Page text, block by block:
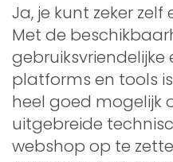
Ja, je kunt zeker
Met de
platforms en tools
heel goed mogelijk
uitgebreide
webshop op te